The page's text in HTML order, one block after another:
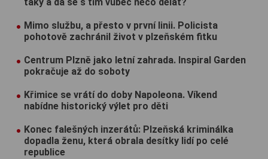
Mimo službu, a přesto v první linii. Policista
pohotově zachránil život v plzeňském fitku
Centrum Plzně jako letní zahrada. Inspiral Garden
pokračuje až do soboty
Křimice se vrátí do doby Napoleona. Víkend
nabídne historický výlet pro děti
Konec falešných inzerátů: Plzeňská kriminálka
dopadla ženu, která obrala desítky lidí po celé
republice